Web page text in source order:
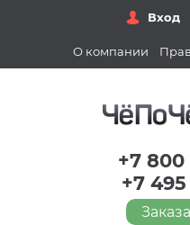
Вход
О компании
+7 800
+7